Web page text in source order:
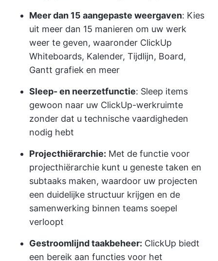
Meer dan 15 aangepaste weergaven: Kies
uit meer dan 15 manieren om uw werk
weer te geven, waaronder ClickUp
Whiteboards, Kalender, Tijdlijn, Board,
Gantt grafiek en meer
Sleep- en neerzetfunctie: Sleep items
gewoon naar uw ClickUp-werkruimte
zonder dat u technische vaardigheden
nodig hebt
Projecthiërarchie: Met de functie voor
projecthiërarchie kunt u geneste taken en
subtaaks maken, waardoor uw projecten
een duidelijke structuur krijgen en de
samenwerking binnen teams soepel
verloopt
Gestroomlijnd taakbeheer: ClickUp biedt
een bereik aan functies voor het